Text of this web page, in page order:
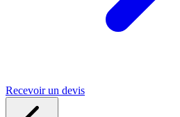
Recevoir un devis